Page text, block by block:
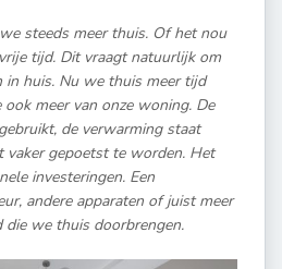
steeds meer thuis. Of het nou
tijd. Dit vraagt natuurlijk om
in huis. Nu we thuis meer tijd
meer van onze woning. De
de verwarming staat
vaker gepoetst te worden. Het
investeringen. Een
andere apparaten of juist meer
we thuis doorbrengen.